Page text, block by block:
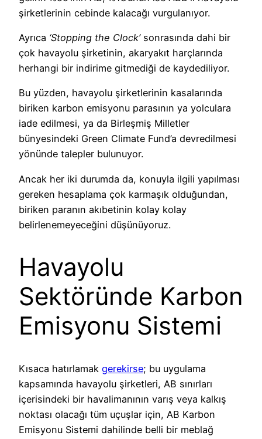
şirketlerinin cebinde kalacağı vurgulanıyor.
Ayrıca ‘Stopping the Clock’sonrasında dahi bir
çok havayolu şirketinin, akaryakıt harçlarında
herhangi bir indirime gitmediği de kaydediliyor.
Bu yüzden, havayolu şirketlerinin kasalarında
biriken karbon emisyonu parasının ya yolculara
iade edilmesi, ya da Birleşmiş Milletler
bünyesindeki Green Climate Fund’a devredilmesi
yönünde talepler bulunuyor.
Ancak her iki durumda da, konuyla ilgili yapılması
gereken hesaplama çok karmaşık olduğundan,
biriken paranın akıbetinin kolay kolay
belirlenemeyeceğini düşünüyoruz.
Havayolu
Sektöründe Karbon
Emisyonu Sistemi
Kısaca hatırlamak gerekirse; bu uygulama
kapsamında havayolu şirketleri, AB sınırları
içerisindeki bir havalimanının varış veya kalkış
noktası olacağı tüm uçuşlar için, AB Karbon
Emisyonu Sistemi dahilinde belli bir meblağ